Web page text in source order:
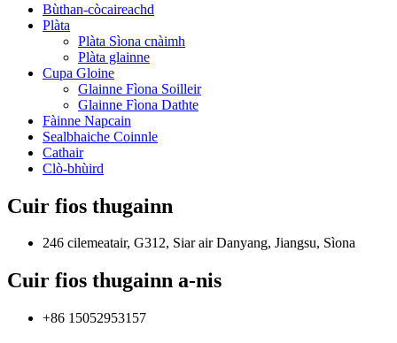
Bùthan-còcaireachd
Plàta
Plàta Sìona cnàimh
Plàta glainne
Cupa Gloine
Glainne Fìona Soilleir
Glainne Fìona Dathte
Fàinne Napcain
Sealbhaiche Coinnle
Cathair
Clò-bhùird
Cuir fios thugainn
246 cilemeatair, G312, Siar air Danyang, Jiangsu, Sìona
Cuir fios thugainn a-nis
+86 15052953157